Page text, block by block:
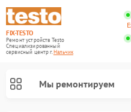
FIX-TESTO
Ремонт устройств Testo
Специализированный
cервисный центр г.Нальчик
Мы ремонтируем